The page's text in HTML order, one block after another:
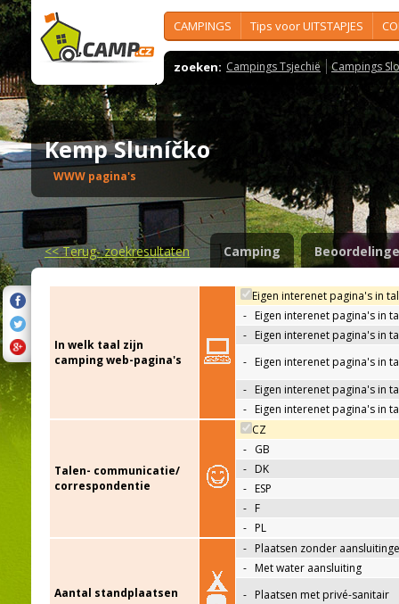
CAMPINGS Tips voor UITSTAPJES
zoeken: Campings Tsjechië Campings
Kemp Sluníčko
WWW pagina's
<<Terug- zoekresultaten Camping
In welk taal zijn
camping web-pagina's
Eigen interenet pagina's in
- Eigen interenet pagina's in
- Eigen interenet pagina's in
- Eigen interenet pagina's in
- Eigen interenet pagina's in
- Eigen interenet pagina's in
Talen- communicatie/
correspondentie
CZ
- GB
- DK
- ESP
- F
- PL
Aantal standplaatsen
- Plaatsen zonder
- Met water aansluiting
- Plaatsen met privé-sanitair